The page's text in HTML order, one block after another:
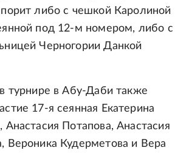
либо с чешкой Каролиной
под 12-м номером, либо с
Черногории Данкой
турнире в Абу-Даби также
17-я сеянная Екатерина
Анастасия Потапова, Анастасия
Вероника Кудерметова и Вера